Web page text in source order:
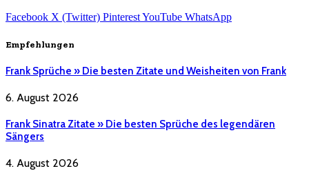
Facebook X (Twitter) PinterestYouTube WhatsApp
Empfehlungen
Frank Sprüche » Die besten Zitate und Weisheiten von Frank
6. August 2026
Frank Sinatra Zitate » Die besten Sprüche des legendären
Sängers
4. August 2026